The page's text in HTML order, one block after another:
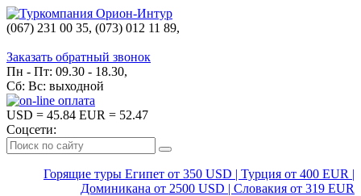
(067) 231 00 35, (073) 012 11 89,
Заказать обратный звонок
Пн - Пт: 09.30 - 18.30,
Сб: Вс: выходной
USD = 45.84 EUR = 52.47
Соцсети:
Горящие туры Египет от 350 USD | Турция от 400 EUR |
Доминикана от 2500 USD | Словакия от 319 EUR